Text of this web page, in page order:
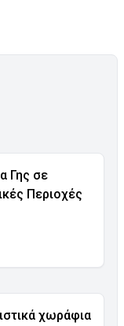
Γης σε
Περιοχές
χωράφια